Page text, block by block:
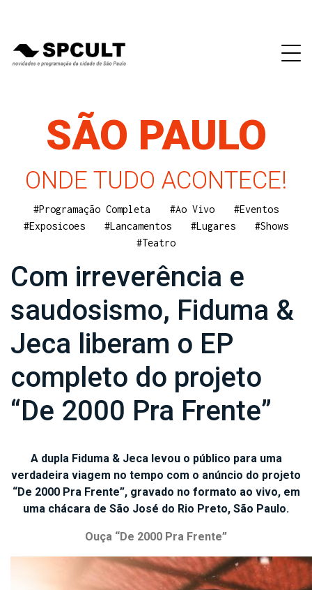
SÃO PAULO
ONDE TUDO ACONTECE!
#Programação Completa #Ao Vivo
#Eventos
#Exposicoes
#Lancamentos #Lugares
#Shows
#Teatro
Com irreverência e
saudosismo, Fiduma &
Jeca liberam o EP
completo do projeto
“De 2000 Pra Frente”
A dupla Fiduma & Jeca levou o público para uma
verdadeira viagem no tempo com o anúncio do projeto
“De 2000 Pra Frente”, gravado no formato ao vivo, em
uma chácara de São José do Rio Preto, São Paulo.
Ouça “De 2000 Pra Frente”